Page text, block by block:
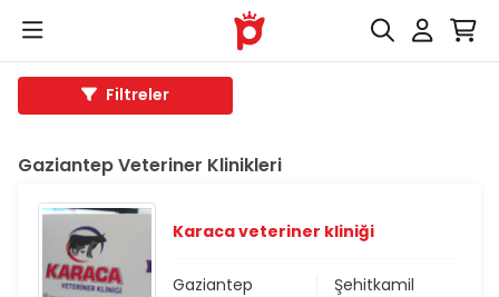
Filtreler
Gaziantep Veteriner Klinikleri
Karaca veteriner kliniği
Gaziantep Şehitkamil